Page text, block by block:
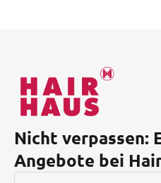
Nicht verpassen:
Angebote bei